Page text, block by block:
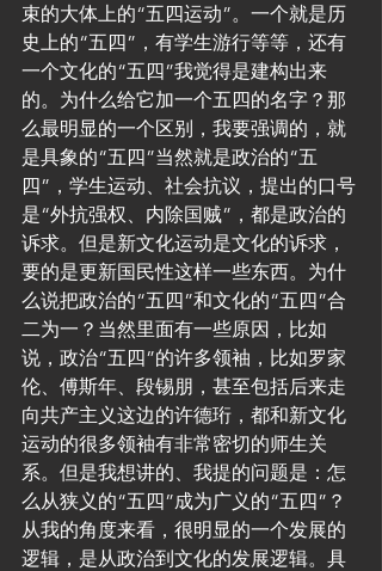
束的大体上的“五四运动”。一个就是历
史上的“五四”，有学生游行等等，还有
一个文化的“五四”我觉得是建构出来
的。为什么给它加一个五四的名字？那
么最明显的一个区别，我要强调的，就
是具象的“五四”当然就是政治的“五
四”，学生运动、社会抗议，提出的口号
是“外抗强权、内除国贼”，都是政治的
诉求。但是新文化运动是文化的诉求，
要的是更新国民性这样一些东西。为什
么说把政治的“五四”和文化的“五四”合
二为一？当然里面有一些原因，比如
说，政治“五四”的许多领袖，比如罗家
伦、傅斯年、段锡朋，甚至包括后来走
向共产主义这边的许德珩，都和新文化
运动的很多领袖有非常密切的师生关
系。但是我想讲的、我提的问题是：怎
么从狭义的“五四”成为广义的“五四”？
从我的角度来看，很明显的一个发展的
逻辑，是从政治到文化的发展逻辑。具